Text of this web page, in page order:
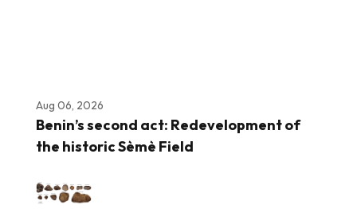
Aug 06, 2026
Benin’s second act: Redevelopment of
the historic Sèmè Field